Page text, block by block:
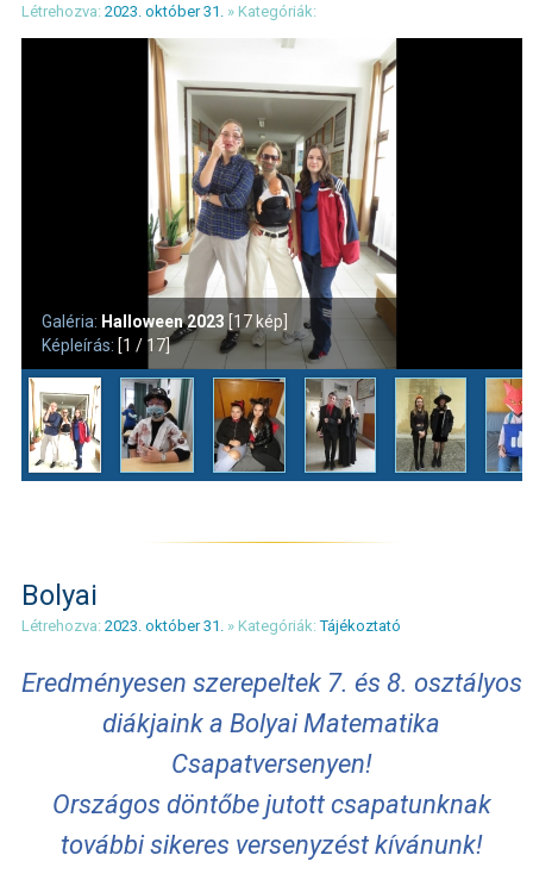
Létrehozva: 2023. október 31.» Kategóriák:
Galéria: Halloween 2023 [17 kép]
Képleírás: [1 / 17]
Bolyai
Létrehozva: 2023. október 31.» Kategóriák:Tájékoztató
Eredményesen szerepeltek 7. és 8. osztályos
diákjaink a Bolyai Matematika
Csapatversenyen!
Országos döntőbe jutott csapatunknak
további sikeres versenyzést kívánunk!